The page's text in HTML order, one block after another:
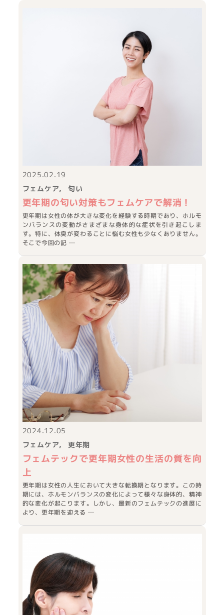
2025.02.19
フェムケア
匂い
更年期の匂い対策もフェムケアで解消！
更年期は女性の体が大きな変化を経験する時期であり、ホルモ
ンバランスの変動がさまざまな身体的な症状を引き起こしま
す。特に、体臭が変わることに悩む女性も少なくありません。
そこで今回の記 …
2024.12.05
フェムケア
更年期
フェムテックで更年期女性の生活の質を向
上
更年期は女性の人生において大きな転換期となります。この時
期には、ホルモンバランスの変化によって様々な身体的、精神
的な変化が起こります。しかし、最新のフェムテックの進展に
より、更年期を迎える …